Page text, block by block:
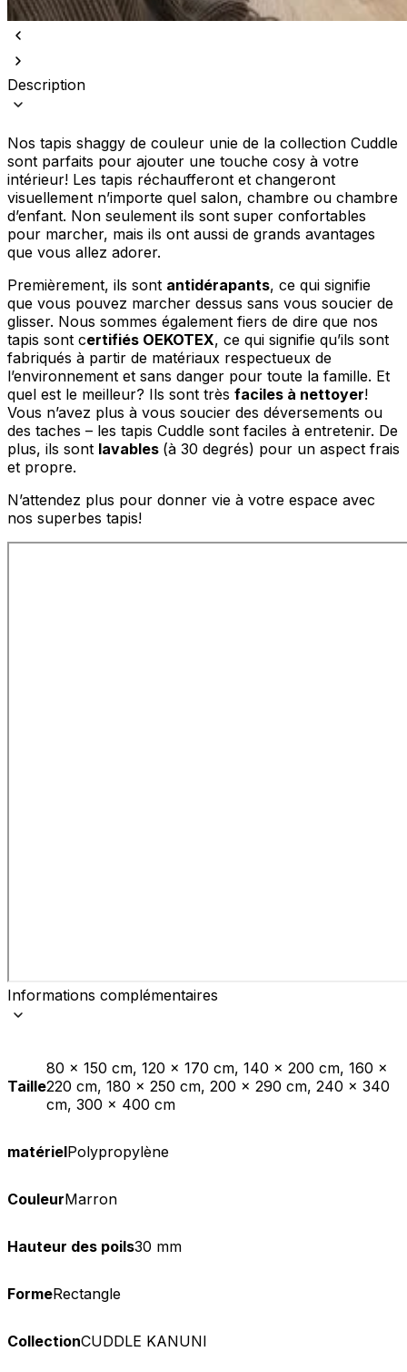
Description
Nos tapis shaggy de couleur unie de la collection Cuddle
sont parfaits pour ajouter une touche cosy à votre
intérieur! Les tapis réchaufferont et changeront
visuellement n’importe quel salon, chambre ou chambre
d’enfant. Non seulement ils sont super confortables
pour marcher, mais ils ont aussi de grands avantages
que vous allez adorer.
Premièrement, ils sont antidérapants, ce qui signifie
que vous pouvez marcher dessus sans vous soucier de
glisser. Nous sommes également fiers de dire que nos
tapis sont certifiés OEKOTEX, ce qui signifie qu’ils sont
fabriqués à partir de matériaux respectueux de
l’environnement et sans danger pour toute la famille. Et
quel est le meilleur? Ils sont très faciles à nettoyer!
Vous n’avez plus à vous soucier des déversements ou
des taches – les tapis Cuddle sont faciles à entretenir. De
plus, ils sont lavables (à 30 degrés) pour un aspect frais
et propre.
N’attendez plus pour donner vie à votre espace avec
nos superbes tapis!
Informations complémentaires
Taille
80 x 150 cm, 120 x 170 cm, 140 x 200 cm, 160 x
220 cm, 180 x 250 cm, 200 x 290 cm, 240 x 340
cm, 300 x 400 cm
matérielPolypropylène
CouleurMarron
Hauteur des poils30 mm
FormeRectangle
CollectionCUDDLE KANUNI